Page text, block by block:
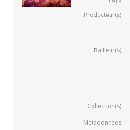
Producteur(s)
Bailleur(s)
Collection(s)
Métadonnées